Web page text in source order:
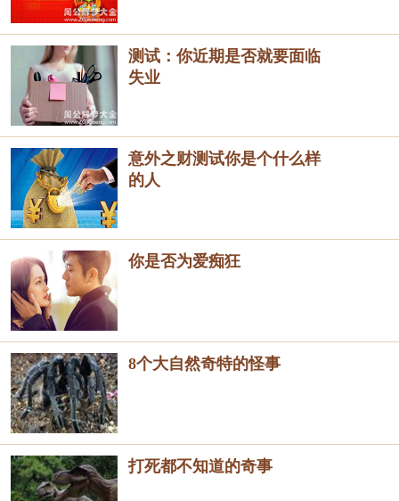
测试：你近期是否就要面临
失业
意外之财测试你是个什么样
的人
你是否为爱痴狂
8个大自然奇特的怪事
打死都不知道的奇事